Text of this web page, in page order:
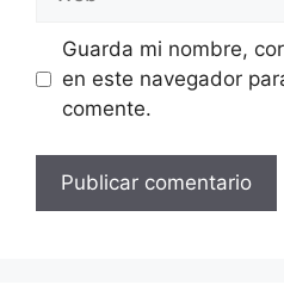
Guarda mi nombre,
en este navegador
comente.